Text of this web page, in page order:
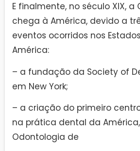
E finalmente, no século XIX,
chega à América, devido a
eventos ocorridos nos
América:
– a fundação da Society of
em New York;
– a criação do primeiro
na prática dental da
Odontologia de